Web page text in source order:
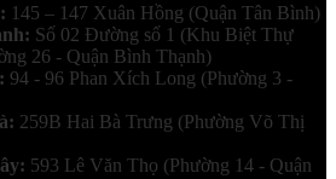
145 – 147 Xuân Hồng (Quận Tân Bình)
Số 02 Đường số 1 (Khu Biệt Thự
26 - Quận Bình Thạnh)
94 - 96 Phan Xích Long (Phường 3 -
259B Hai Bà Trưng (Phường Võ Thị
593 Lê Văn Thọ (Phường 14 - Quận